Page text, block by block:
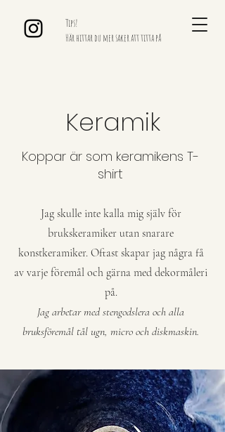
Tips!
Här hittar du mer saker att titta på
Keramik
Koppar är som keramikens T-
shirt
Jag skulle inte kalla mig själv för
brukskeramiker utan snarare
konstkeramiker. Oftast skapar jag några få
av varje föremål och gärna med dekormåleri
på.
Jag arbetar med stengodslera och alla
bruksföremål tål ugn, micro och diskmaskin.